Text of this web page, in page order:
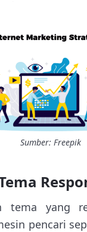
Sumber: Freepik
tema yang
pencari